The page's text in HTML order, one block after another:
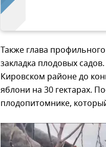
Также глава
закладка плодовых
Кировском районе до
яблони на 30 гектарах.
плодопитомнике,